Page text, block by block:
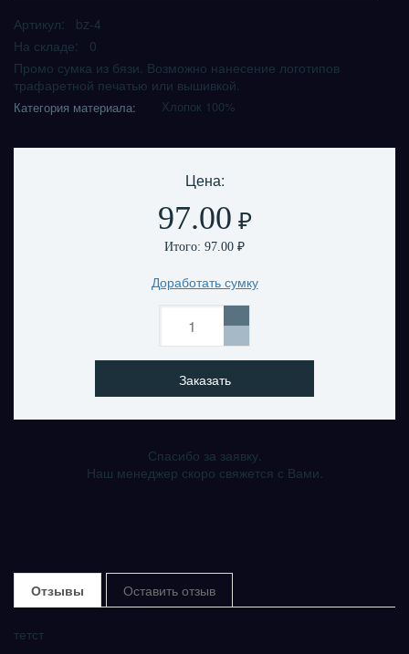
Артикул: bz-4
На складе: 0
Промо сумка из бязи. Возможно нанесение логотипов
трафаретной печатью или вышивкой.
Категория материала: Хлопок 100%
Цена:
97.00 ₽
Итого: 97.00 ₽
Доработать сумку
Заказать
Спасибо за заявку.
Наш менеджер скоро свяжется с Вами.
Отзывы Оставить отзыв
тетст